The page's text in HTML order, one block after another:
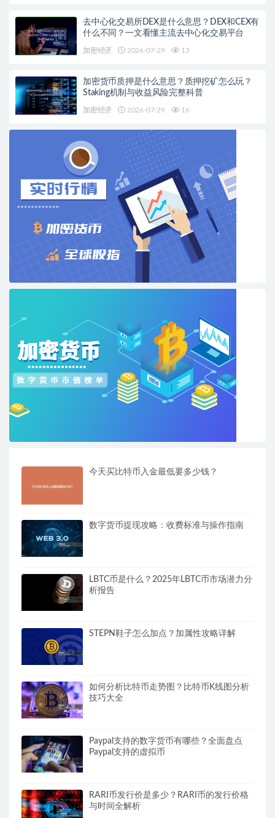
去中心化交易所DEX是什么意思？DEX和CEX有
什么不同？一文看懂主流去中心化交易平台
加密经济 2026-07-29 13
加密货币质押是什么意思？质押挖矿怎么玩？
Staking机制与收益风险完整科普
加密经济 2026-07-29 16
今天买比特币入金最低要多少钱？
数字货币提现攻略：收费标准与操作指南
LBTC币是什么？2025年LBTC币市场潜力分
析报告
STEPN鞋子怎么加点？加属性攻略详解
如何分析比特币走势图？比特币K线图分析
技巧大全
Paypal支持的数字货币有哪些？全面盘点
Paypal支持的虚拟币
RARI币发行价是多少？RARI币的发行价格
与时间全解析